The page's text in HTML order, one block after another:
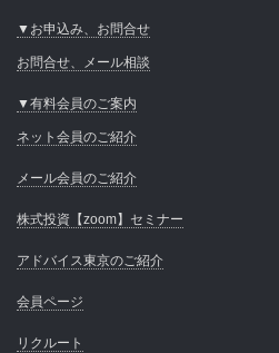
▼お申込み、お問合せ
お問合せ、メール相談
▼有料会員のご案内
ネット会員のご紹介
メール会員のご紹介
株式投資【zoom】セミナー
アドバイス東京のご紹介
会員ページ
リクルート